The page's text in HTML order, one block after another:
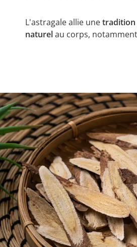
L'astragale allie unetradition
naturelau corps,